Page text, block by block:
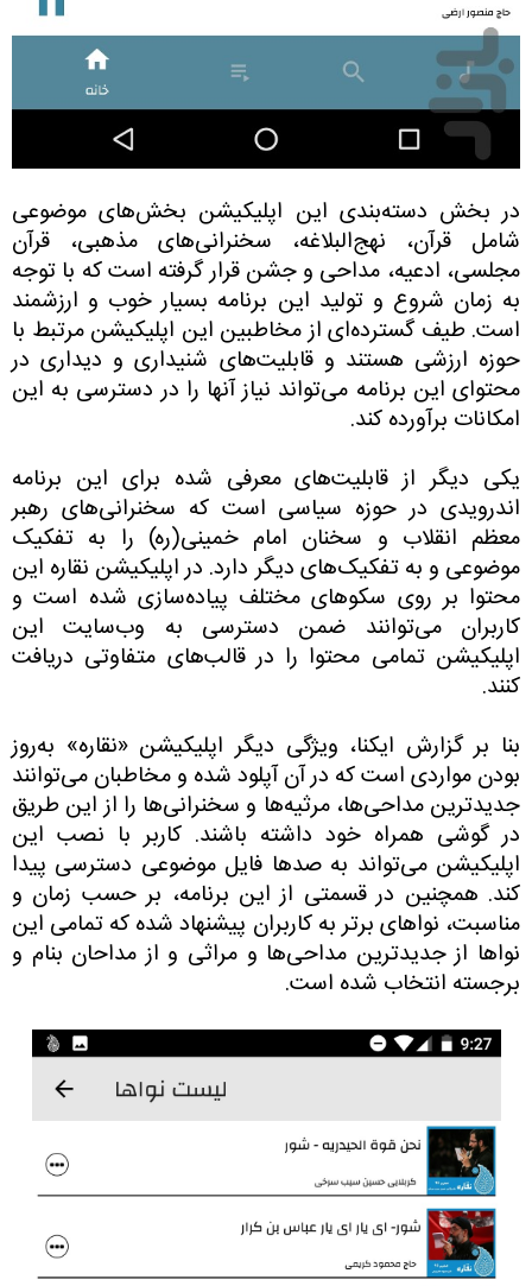
در بخش دسته‌بندی این اپلیکیشن بخش‌های موضوعی
شامل قرآن، نهج‌البلاغه، سخنرانی‌های مذهبی، قرآن
مجلسی، ادعیه، مداحی و جشن قرار گرفته است که با توجه
به زمان شروع و تولید این برنامه بسیار خوب و ارزشمند
است. طیف گسترده‌ای از مخاطبین این اپلیکیشن مرتبط با
حوزه ارزشی هستند و قابلیت‌های شنیداری و دیداری در
محتوای این برنامه می‌تواند نیاز آنها را در دسترسی به این
امکانات برآورده کند.
یکی دیگر از قابلیت‌های معرفی شده برای این برنامه
اندرویدی در حوزه سیاسی است که سخنرانی‌های رهبر
معظم انقلاب و سخنان امام خمینی(ره) را به تفکیک
موضوعی و به تفکیک‌های دیگر دارد. در اپلیکیشن نقاره این
محتوا بر روی سکوهای مختلف پیاده‌سازی شده است و
کاربران می‌توانند ضمن دسترسی به وب‌سایت این
اپلیکیشن تمامی محتوا را در قالب‌های متفاوتی دریافت
کنند.
بنا بر گزارش ایکنا، ویژگی دیگر اپلیکیشن «نقاره» به‌روز
بودن مواردی است که در آن آپلود شده و مخاطبان می‌توانند
جدیدترین مداحی‌ها، مرثیه‌ها و سخنرانی‌ها را از این طریق
در گوشی همراه خود داشته باشند. کاربر با نصب این
اپلیکیشن می‌تواند به صدها فایل موضوعی دسترسی پیدا
کند. همچنین در قسمتی از این برنامه، بر حسب زمان و
مناسبت، نواهای برتر به کاربران پیشنهاد شده که تمامی این
نواها از جدیدترین مداحی‌ها و مراثی و از مداحان بنام و
برجسته انتخاب شده است.